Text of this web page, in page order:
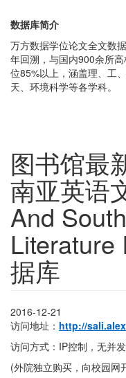
数据库简介
万方数据学位论文全文数
年回溯，与国内900余所
位85%以上，涵盖理、工
天、环境科学等各学科。
图书馆最
南亚英语
And
Literature
据库
2016-12-21
访问地址： http://
访问方式：IP控制，无并
(外院独立购买，向校园网